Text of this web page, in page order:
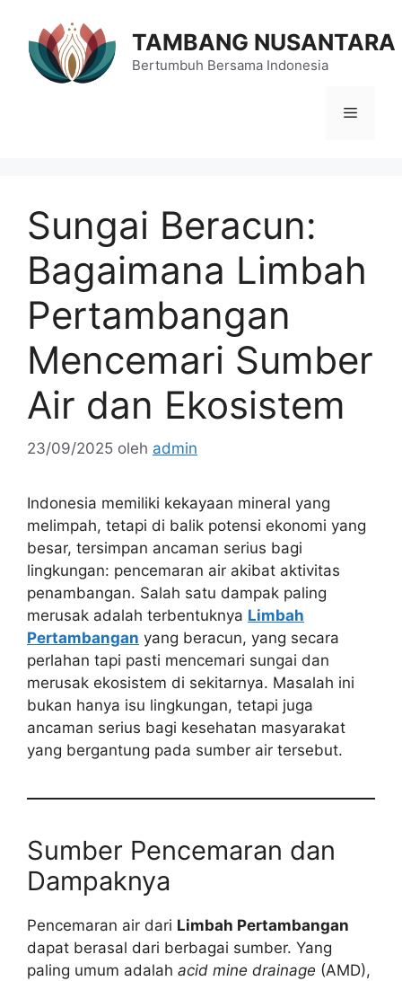
TAMBANG NUSANTARA
Bertumbuh Bersama Indonesia
Menu
Sungai Beracun:
Bagaimana Limbah
Pertambangan
Mencemari Sumber
Air dan Ekosistem
23/09/2025 oleh admin
Indonesia memiliki kekayaan mineral yang
melimpah, tetapi di balik potensi ekonomi yang
besar, tersimpan ancaman serius bagi
lingkungan: pencemaran air akibat aktivitas
penambangan. Salah satu dampak paling
merusak adalah terbentuknya Limbah
Pertambangan yang beracun, yang secara
perlahan tapi pasti mencemari sungai dan
merusak ekosistem di sekitarnya. Masalah ini
bukan hanya isu lingkungan, tetapi juga
ancaman serius bagi kesehatan masyarakat
yang bergantung pada sumber air tersebut.
Sumber Pencemaran dan
Dampaknya
Pencemaran air dari Limbah Pertambangan
dapat berasal dari berbagai sumber. Yang
paling umum adalah acid mine drainage (AMD),